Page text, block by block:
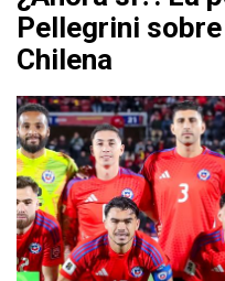
Pellegrini
Chilena